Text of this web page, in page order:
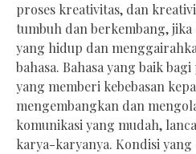
proses kreativitas, dan
tumbuh dan berkembang, jika
yang hidup dan
bahasa. Bahasa yang baik
yang memberi kebebasan
mengembangkan dan
komunikasi yang mudah,
karya-karyanya. Kondisi